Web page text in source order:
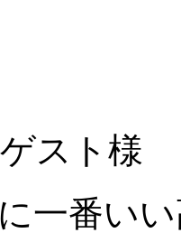
スト様
一番い